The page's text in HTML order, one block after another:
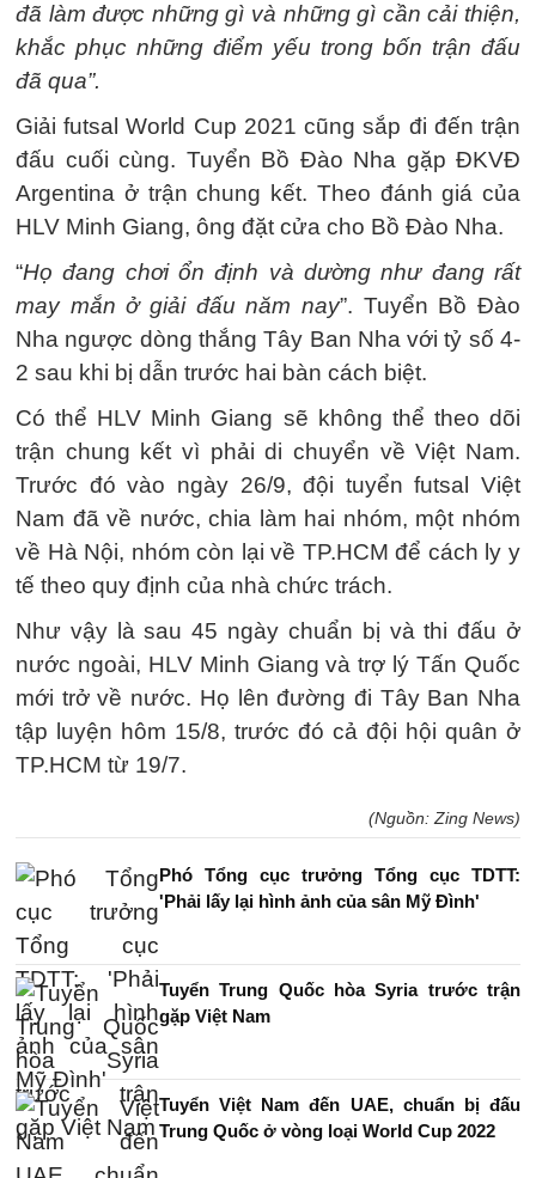
đã làm được những gì và những gì cần cải thiện,
khắc phục những điểm yếu trong bốn trận đấu
đã qua”.
Giải futsal World Cup 2021 cũng sắp đi đến trận
đấu cuối cùng. Tuyển Bồ Đào Nha gặp ĐKVĐ
Argentina ở trận chung kết. Theo đánh giá của
HLV Minh Giang, ông đặt cửa cho Bồ Đào Nha.
“Họ đang chơi ổn định và dường như đang rất
may mắn ở giải đấu năm nay”. Tuyển Bồ Đào
Nha ngược dòng thắng Tây Ban Nha với tỷ số 4-
2 sau khi bị dẫn trước hai bàn cách biệt.
Có thể HLV Minh Giang sẽ không thể theo dõi
trận chung kết vì phải di chuyển về Việt Nam.
Trước đó vào ngày 26/9, đội tuyển futsal Việt
Nam đã về nước, chia làm hai nhóm, một nhóm
về Hà Nội, nhóm còn lại về TP.HCM để cách ly y
tế theo quy định của nhà chức trách.
Như vậy là sau 45 ngày chuẩn bị và thi đấu ở
nước ngoài, HLV Minh Giang và trợ lý Tấn Quốc
mới trở về nước. Họ lên đường đi Tây Ban Nha
tập luyện hôm 15/8, trước đó cả đội hội quân ở
TP.HCM từ 19/7.
(Nguồn: Zing News)
Phó Tổng cục trưởng Tổng cục TDTT:
'Phải lấy lại hình ảnh của sân Mỹ Đình'
Tuyển Trung Quốc hòa Syria trước trận
gặp Việt Nam
Tuyển Việt Nam đến UAE, chuẩn bị đấu
Trung Quốc ở vòng loại World Cup 2022